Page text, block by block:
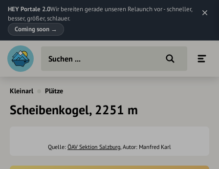
HEY Portale 2.0Wir bereiten gerade unseren Relaunch vor - schneller,
besser, größer, schlauer.
Coming soon →
Kleinarl Plätze
Scheibenkogel, 2251 m
Quelle: ÖAV Sektion Salzburg, Autor: Manfred Karl